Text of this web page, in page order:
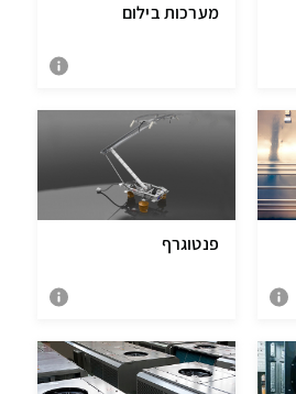
מערכות בילום
פנטוגרף